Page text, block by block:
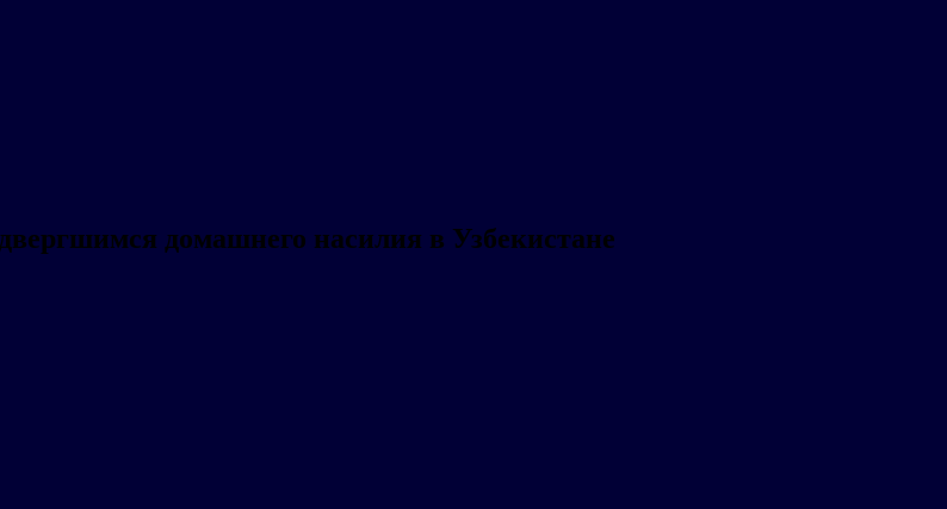
домашнего насилия в Узбекистане